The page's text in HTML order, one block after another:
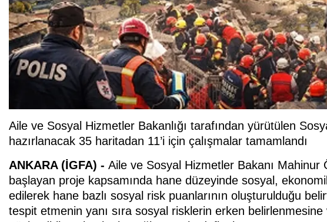
Aile ve Sosyal Hizmetler Bakanlığı tarafından yürütülen
hazırlanacak 35 haritadan 11’i için çalışmalar tamamlandı
ANKARA (İGFA) - Aile ve Sosyal Hizmetler Bakanı Mahinur
başlayan proje kapsamında hane düzeyinde sosyal,
edilerek hane bazlı sosyal risk puanlarının oluşturulduğu
tespit etmenin yanı sıra sosyal risklerin erken